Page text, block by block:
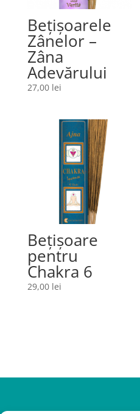
Bețișoarele
Zânelor –
Zâna
Adevărului
27,00 lei
Bețișoare
pentru
Chakra 6
29,00 lei